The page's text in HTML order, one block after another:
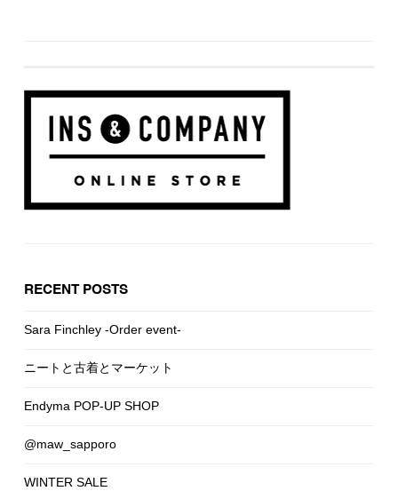
RECENT POSTS
Sara Finchley -Order event-
ニートと古着とマーケット
Endyma POP-UP SHOP
@maw_sapporo
WINTER SALE